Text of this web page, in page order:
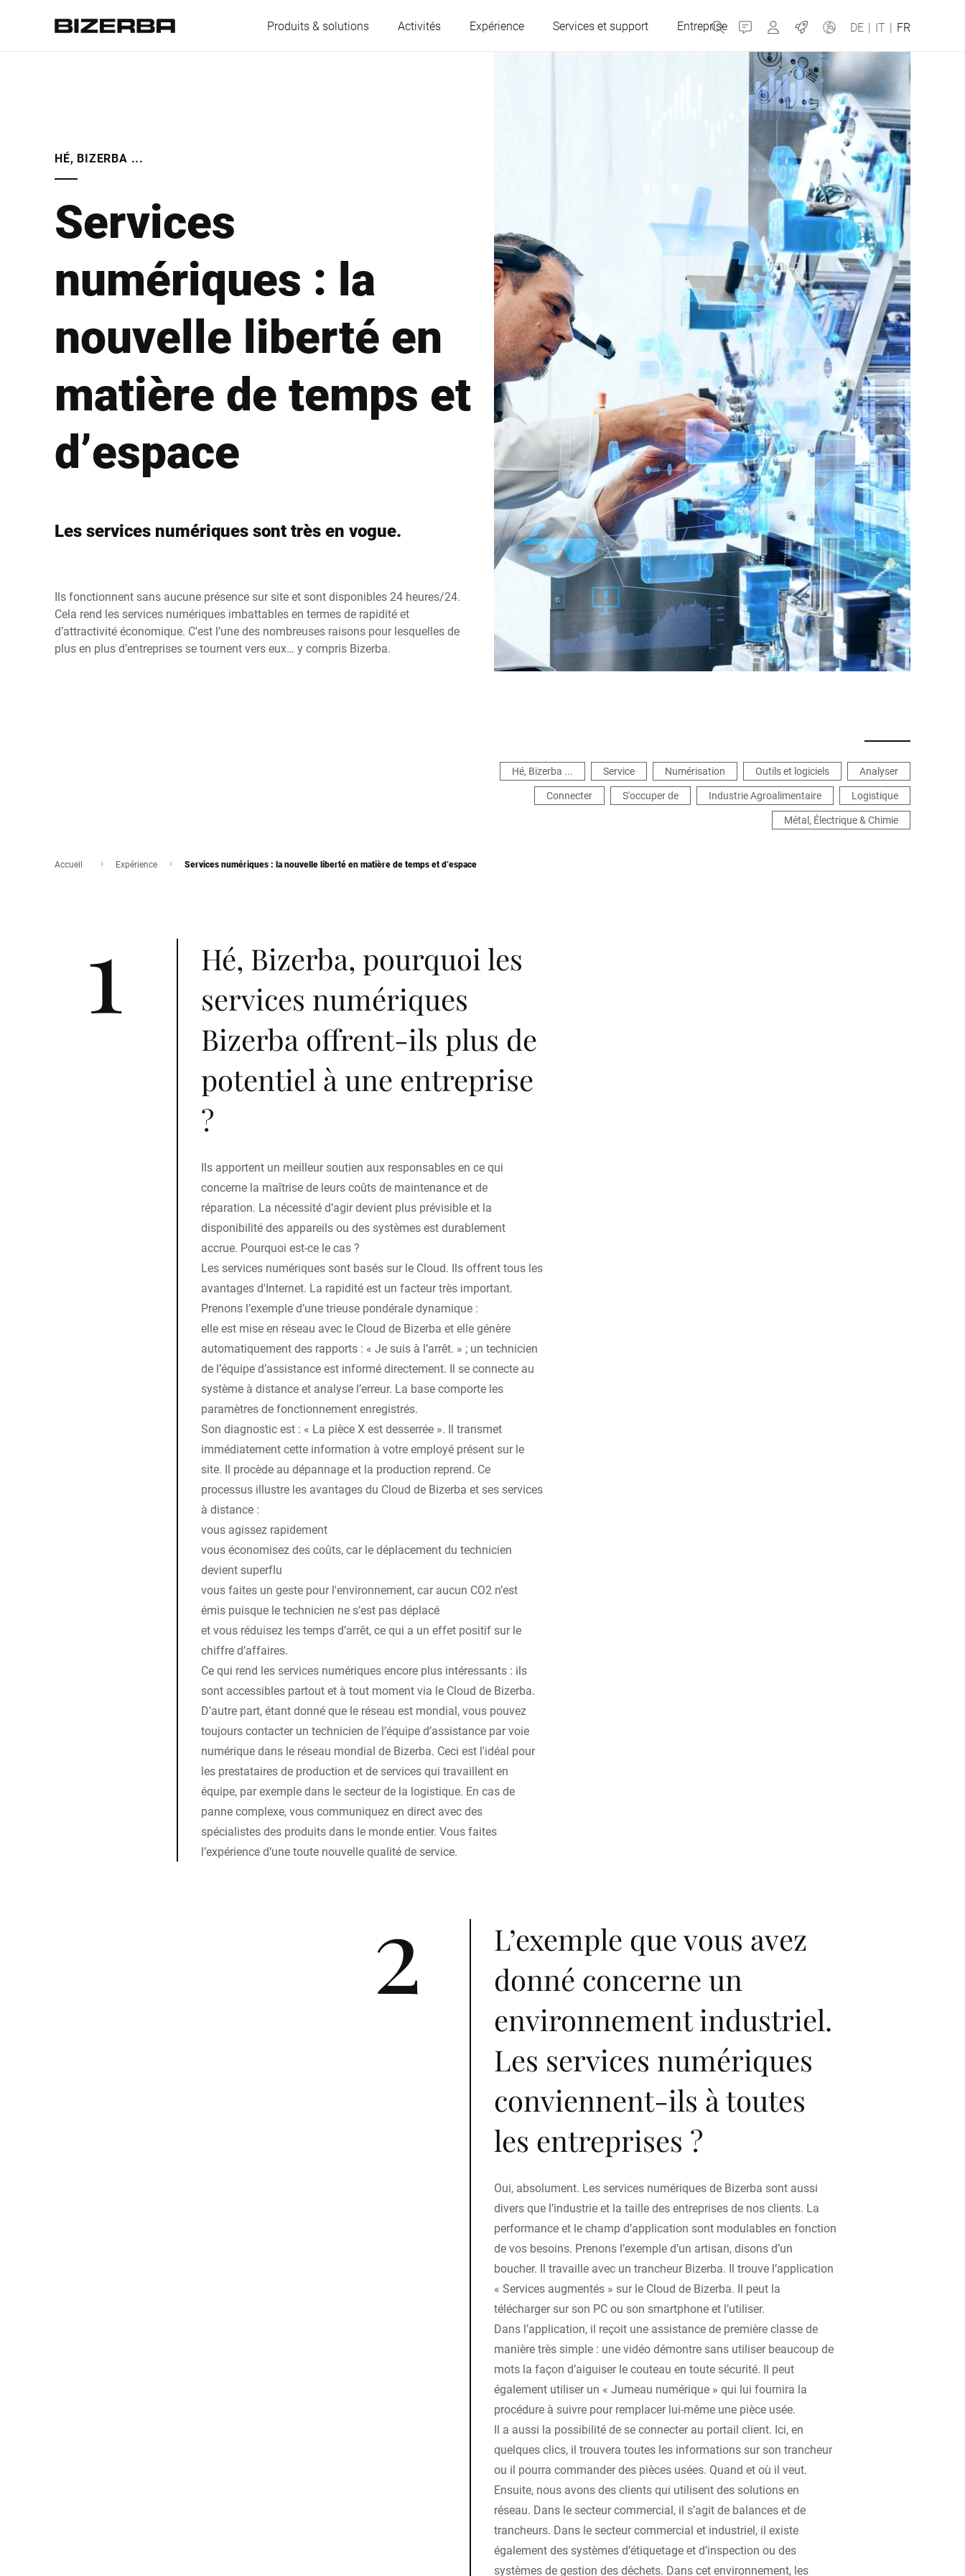
Produits & solutions Activités Expérience Services et support Entreprise Contact MyBizerba
Jobs DE | IT | FR
République tchèque
Grèce
Pays-Bas
Pologne Portugal Russie
Slovaquie Espagne
Suisse Turquie Ukraine
Royaume-Uni
Amérique
Asie
Australie
Afrique
Site Web mondial
HÉ, BIZERBA ...
Services
numériques : la
nouvelle liberté en
matière de temps et
d’espace
Les services numériques sont très en vogue.
Ils fonctionnent sans aucune présence sur site et sont disponibles 24 heures/24.
Cela rend les services numériques imbattables en termes de rapidité et
d’attractivité économique. C'est l’une des nombreuses raisons pour lesquelles de
plus en plus d’entreprises se tournent vers eux… y compris Bizerba.
Hé, Bizerba ... Service Numérisation Outils et logiciels
Analyser
Connecter
S'occuper de Industrie Agroalimentaire
Logistique
Métal, Électrique & Chimie
Accueil Expérience Services numériques : la nouvelle liberté en matière de temps et d’espace
1
Hé, Bizerba, pourquoi les
services numériques
Bizerba offrent-ils plus de
potentiel à une entreprise
?
Ils apportent un meilleur soutien aux responsables en ce qui
concerne la maîtrise de leurs coûts de maintenance et de
réparation. La nécessité d’agir devient plus prévisible et la
disponibilité des appareils ou des systèmes est durablement
accrue. Pourquoi est-ce le cas ?
Les services numériques sont basés sur le Cloud. Ils offrent tous les
avantages d'Internet. La rapidité est un facteur très important.
Prenons l’exemple d’une trieuse pondérale dynamique :
elle est mise en réseau avec le Cloud de Bizerba et elle génère
automatiquement des rapports : « Je suis à l’arrêt. » ; un technicien
de l’équipe d’assistance est informé directement. Il se connecte au
système à distance et analyse l’erreur. La base comporte les
paramètres de fonctionnement enregistrés.
Son diagnostic est : « La pièce X est desserrée ». Il transmet
immédiatement cette information à votre employé présent sur le
site. Il procède au dépannage et la production reprend. Ce
processus illustre les avantages du Cloud de Bizerba et ses services
à distance :
vous agissez rapidement
vous économisez des coûts, car le déplacement du technicien
devient superflu
vous faites un geste pour l'environnement, car aucun CO2 n’est
émis puisque le technicien ne s’est pas déplacé
et vous réduisez les temps d’arrêt, ce qui a un effet positif sur le
chiffre d’affaires.
Ce qui rend les services numériques encore plus intéressants : ils
sont accessibles partout et à tout moment via le Cloud de Bizerba.
D’autre part, étant donné que le réseau est mondial, vous pouvez
toujours contacter un technicien de l’équipe d’assistance par voie
numérique dans le réseau mondial de Bizerba. Ceci est l'idéal pour
les prestataires de production et de services qui travaillent en
équipe, par exemple dans le secteur de la logistique. En cas de
panne complexe, vous communiquez en direct avec des
spécialistes des produits dans le monde entier. Vous faites
l’expérience d’une toute nouvelle qualité de service.
2
L’exemple que vous avez
donné concerne un
environnement industriel.
Les services numériques
conviennent-ils à toutes
les entreprises ?
Oui, absolument. Les services numériques de Bizerba sont aussi
divers que l’industrie et la taille des entreprises de nos clients. La
performance et le champ d’application sont modulables en fonction
de vos besoins. Prenons l’exemple d’un artisan, disons d’un
boucher. Il travaille avec un trancheur Bizerba. Il trouve l’application
« Services augmentés » sur le Cloud de Bizerba. Il peut la
télécharger sur son PC ou son smartphone et l’utiliser.
Dans l’application, il reçoit une assistance de première classe de
manière très simple : une vidéo démontre sans utiliser beaucoup de
mots la façon d’aiguiser le couteau en toute sécurité. Il peut
également utiliser un « Jumeau numérique » qui lui fournira la
procédure à suivre pour remplacer lui-même une pièce usée.
Il a aussi la possibilité de se connecter au portail client. Ici, en
quelques clics, il trouvera toutes les informations sur son trancheur
ou il pourra commander des pièces usées. Quand et où il veut.
Ensuite, nous avons des clients qui utilisent des solutions en
réseau. Dans le secteur commercial, il s’agit de balances et de
trancheurs. Dans le secteur commercial et industriel, il existe
également des systèmes d’étiquetage et d’inspection ou des
systèmes de gestion des déchets. Dans cet environnement, les